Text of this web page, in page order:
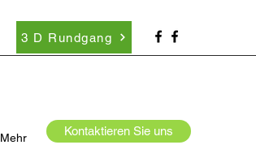
3 D Rundgang
Mehr Kontaktieren Sie uns